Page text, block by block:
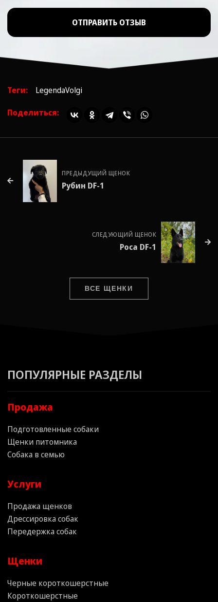
ОТПРАВИТЬ ОТЗЫВ
Теги: LegendaVolgi
Поделиться:
ПРЕДЫДУЩИЙ ЩЕНОК
Рубин DF-1
СЛЕДУЮЩИЙ ЩЕНОК
Роса DF-1
ВСЕ ЩЕНКИ
ПОПУЛЯРНЫЕ РАЗДЕЛЫ
Продажа
Подготовленные собаки
Щенки питомника
Собака в семью
Услуги
Продажа щенков
Дрессировка собак
Передержка собак
Щенки
Черные короткошерстные
Короткошерстные